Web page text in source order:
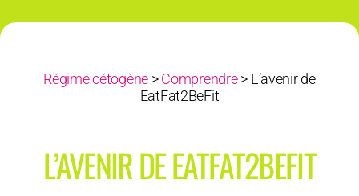
Régime cétogène >Comprendre> L’avenir de
EatFat2BeFit
L’AVENIR DE EATFAT2BEFIT